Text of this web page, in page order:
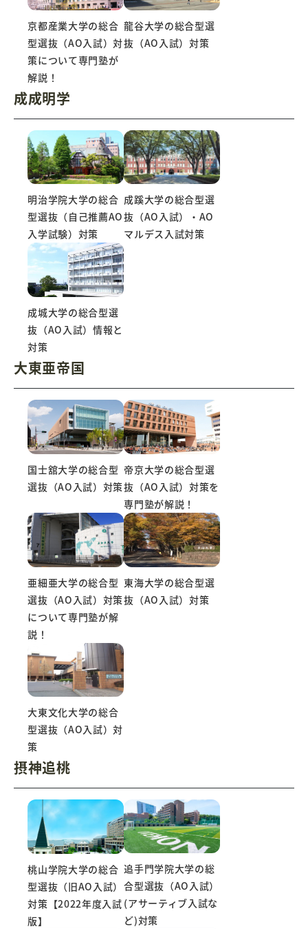
京都産業大学の総合
型選抜（AO入試）対
策について専門塾が
解説！
龍谷大学の総合型選
抜（AO入試）対策
成成明学
明治学院大学の総合
型選抜（自己推薦AO
入学試験）対策
成蹊大学の総合型選
抜（AO入試）・AO
マルデス入試対策
成城大学の総合型選
抜（AO入試）情報と
対策
大東亜帝国
国士舘大学の総合型
選抜（AO入試）対策
帝京大学の総合型選
抜（AO入試）対策を
専門塾が解説！
亜細亜大学の総合型
選抜（AO入試）対策
について専門塾が解
説！
東海大学の総合型選
抜（AO入試）対策
大東文化大学の総合
型選抜（AO入試）対
策
摂神追桃
桃山学院大学の総合
型選抜（旧AO入試）
対策【2022年度入試
版】
追手門学院大学の総
合型選抜（AO入試）
(アサーティブ入試な
ど)対策